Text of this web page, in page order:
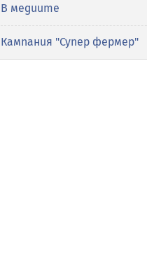
В медиите
Кампания "Супер фермер"